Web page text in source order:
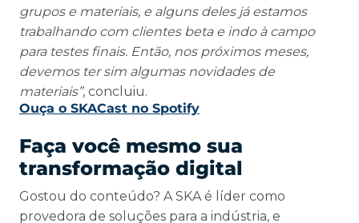
grupos e materiais, e alguns deles já estamos
trabalhando com clientes beta e indo à campo
para testes finais. Então, nos próximos meses,
devemos ter sim algumas novidades de
materiais”, concluiu.
Ouça o SKACast no Spotify
Faça você mesmo sua
transformação digital
Gostou do conteúdo? A SKA é líder como
provedora de soluções para a indústria, e